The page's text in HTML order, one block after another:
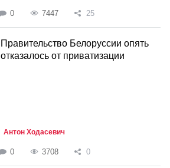
0 7447 25
Правительство Белоруссии опять
отказалось от приватизации
Антон Ходасевич
0 3708 0